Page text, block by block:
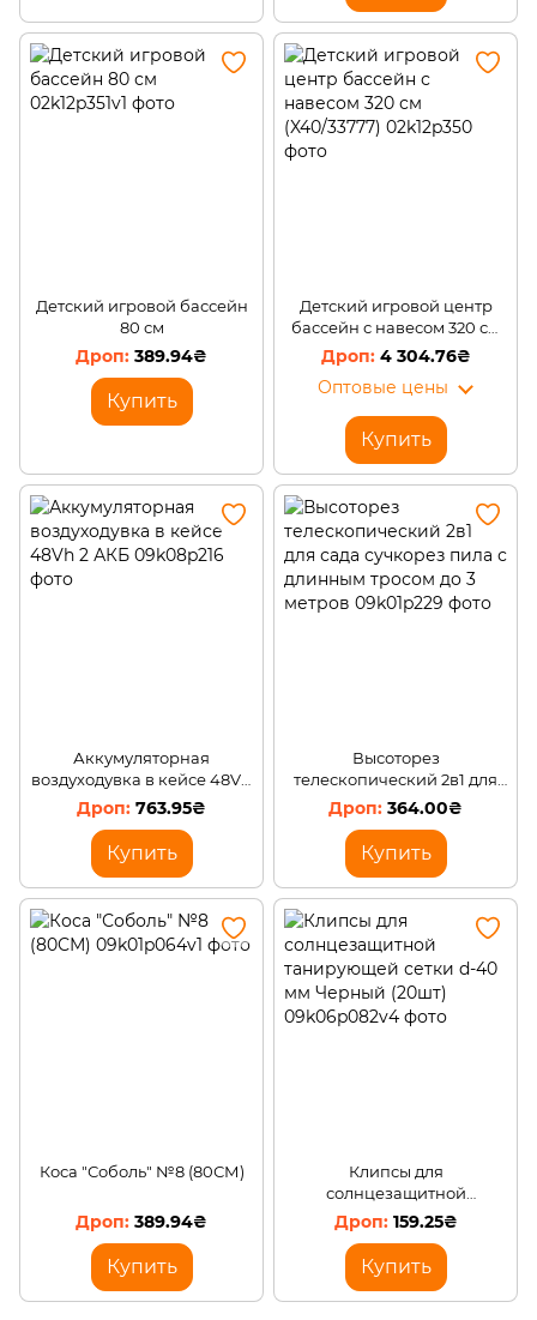
Детский игровой бассейн
80 см
389.94₴
Купить
Детский игровой центр
бассейн с навесом 320 см
(X40/33777)
4 304.76₴
Оптовые цены
Купить
Аккумуляторная
воздуходувка в кейсе 48Vh
2 АКБ
763.95₴
Купить
Высоторез
телескопический 2в1 для
сада сучкорез пила с
длинным тросом до 3
метров
364.00₴
Купить
Коса "Соболь" №8 (80СМ)
389.94₴
Купить
Клипсы для
солнцезащитной
танирующей сетки d-40
мм Черный (20шт)
159.25₴
Купить